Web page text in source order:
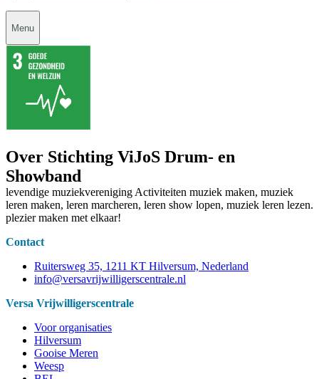
Menu
Over Stichting ViJoS Drum- en
Showband
levendige muziekvereniging Activiteiten muziek maken, muziek
leren maken, leren marcheren, leren show lopen, muziek leren lezen.
plezier maken met elkaar!
Contact
Ruitersweg 35, 1211 KT Hilversum, Nederland
info@versavrijwilligerscentrale.nl
Versa Vrijwilligerscentrale
Voor organisaties
Hilversum
Gooise Meren
Weesp